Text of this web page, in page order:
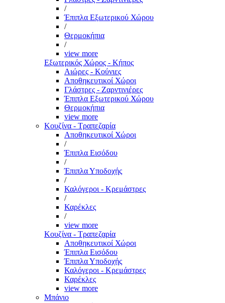
/
Έπιπλα Εξωτερικού Χώρου
/
Θερμοκήπια
/
view more
Εξωτερικός Χώρος - Κήπος
Αιώρες - Κούνιες
Αποθηκευτικοί Χώροι
Γλάστρες - Ζαρντινιέρες
Έπιπλα Εξωτερικού Χώρου
Θερμοκήπια
view more
Κουζίνα - Τραπεζαρία
Αποθηκευτικοί Χώροι
/
Έπιπλα Εισόδου
/
Έπιπλα Υποδοχής
/
Καλόγεροι - Κρεμάστρες
/
Καρέκλες
/
view more
Κουζίνα - Τραπεζαρία
Αποθηκευτικοί Χώροι
Έπιπλα Εισόδου
Έπιπλα Υποδοχής
Καλόγεροι - Κρεμάστρες
Καρέκλες
view more
Μπάνιο